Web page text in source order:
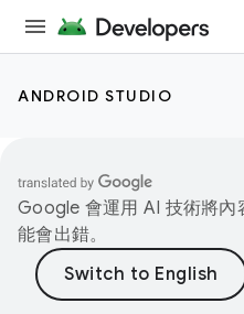
ANDROID STUDIO
Google 會運用 AI 技術將內
能會出錯。